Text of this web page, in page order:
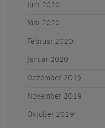
Juni 2020
Mai 2020
Februar 2020
Januar 2020
Dezember 2019
November 2019
Oktober 2019